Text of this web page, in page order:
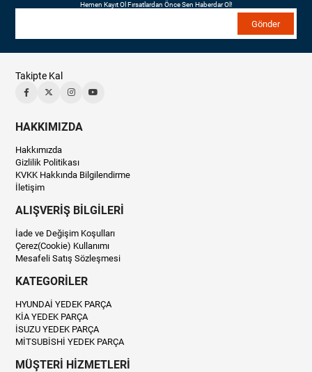
Hemen Kayıt Ol Fırsatlardan Önce Sen Haberdar Ol!
Gönder
Takipte Kal
HAKKIMIZDA
Hakkımızda
Gizlilik Politikası
KVKK Hakkında Bilgilendirme
İletişim
ALIŞVERİŞ BİLGİLERİ
İade ve Değişim Koşulları
Çerez(Cookie) Kullanımı
Mesafeli Satış Sözleşmesi
KATEGORİLER
HYUNDAİ YEDEK PARÇA
KİA YEDEK PARÇA
İSUZU YEDEK PARÇA
MİTSUBİSHİ YEDEK PARÇA
MÜŞTERİ HİZMETLERİ